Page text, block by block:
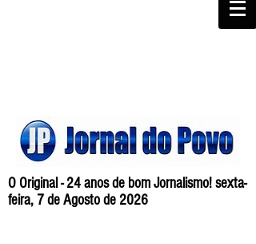
O Original - 24 anos de bom Jornalismo! sexta-
feira, 7 de Agosto de 2026